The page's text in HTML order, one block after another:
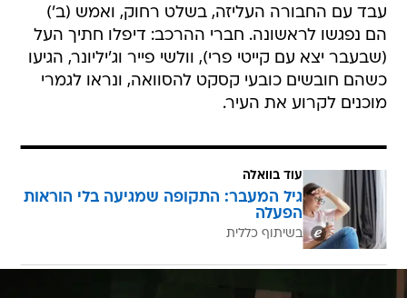
(שבעבר יצא עם קייטי פרי), וולשי פייר וג'יליונר, הגיעו
כשהם חובשים כובעי קסקט להסוואה, ונראו לגמרי
מוכנים לקרוע את העיר.
גיל המעבר: התקופה שמגיעה בלי הוראות
הפעלה
בשיתוף כללית